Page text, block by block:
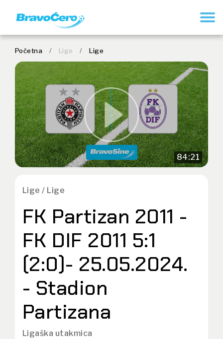
Početna / Lige / Lige
84:21
Lige / Lige
FK Partizan 2011 -
FK DIF 2011 5:1
(2:0)- 25.05.2024.
- Stadion
Partizana
Ligaška utakmica